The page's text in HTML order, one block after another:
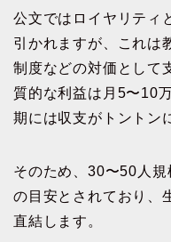
公文ではロイヤリティ
引かれますが、これは
制度などの対価として
質的な利益は月5〜10
期には収支がトントン
そのため、30〜50人
の目安とされており、
直結します。